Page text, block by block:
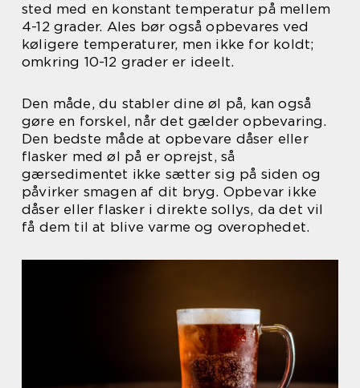
sted med en konstant temperatur på mellem
4-12 grader. Ales bør også opbevares ved
køligere temperaturer, men ikke for koldt;
omkring 10-12 grader er ideelt.
Den måde, du stabler dine øl på, kan også
gøre en forskel, når det gælder opbevaring.
Den bedste måde at opbevare dåser eller
flasker med øl på er oprejst, så
gærsedimentet ikke sætter sig på siden og
påvirker smagen af dit bryg. Opbevar ikke
dåser eller flasker i direkte sollys, da det vil
få dem til at blive varme og overophedet.